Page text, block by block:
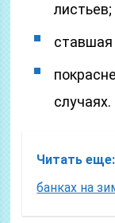
листьев;
ставшая
случаях.
Читать еще:
банках на